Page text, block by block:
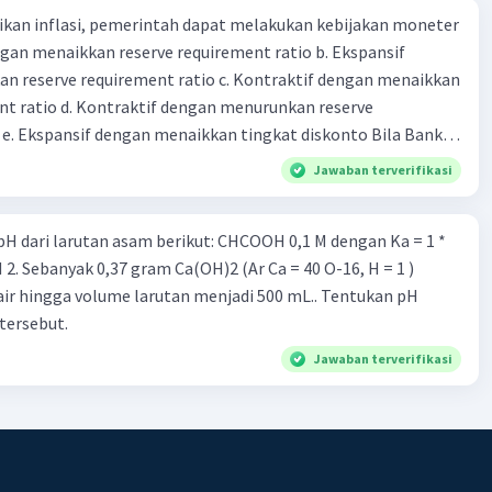
inflasi, pemerintah dapat melakukan kebijakan moneter
menaikkan reserve requirement ratio b. Ekspansif
reserve requirement ratio c. Kontraktif dengan menaikkan
ratio d. Kontraktif dengan menurunkan reserve
dengan menaikkan tingkat diskonto Bila Bank
kebijakan moneter ekspansif, ceteris paribus maka .... a.
di mana bentuk kurva jumlah uang beredar (penawaran
(penawaran uang) naik dari kiri bawah ke kanan atas
di mana bentuk kurva jumlah uang beredar
dari kiri bawah ke kanan atas d. Tingkat bunga turun di
jumlah uang beredar (penawaran uang) naik dari kiri bawah
bunga turun di mana bentuk kurva jumlah uang
(Tr) dan meningkatkan pemungutan pajak (Tx) b.
Jawaban terverifikasi
asam berikut: CHCOOH 0,1 M dengan Ka = 1 *
hingga volume larutan menjadi 500 mL.. Tentukan pH
Jawaban terverifikasi